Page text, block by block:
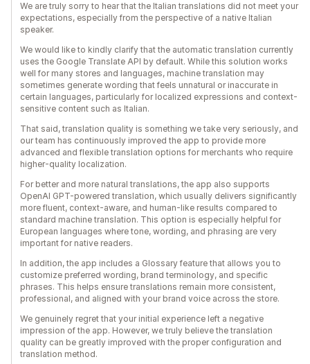
We are truly sorry to hear that the Italian translations did not meet your
expectations, especially from the perspective of a native Italian
speaker.
We would like to kindly clarify that the automatic translation currently
uses the Google Translate API by default. While this solution works
well for many stores and languages, machine translation may
sometimes generate wording that feels unnatural or inaccurate in
certain languages, particularly for localized expressions and context-
sensitive content such as Italian.
That said, translation quality is something we take very seriously, and
our team has continuously improved the app to provide more
advanced and flexible translation options for merchants who require
higher-quality localization.
For better and more natural translations, the app also supports
OpenAI GPT-powered translation, which usually delivers significantly
more fluent, context-aware, and human-like results compared to
standard machine translation. This option is especially helpful for
European languages where tone, wording, and phrasing are very
important for native readers.
In addition, the app includes a Glossary feature that allows you to
customize preferred wording, brand terminology, and specific
phrases. This helps ensure translations remain more consistent,
professional, and aligned with your brand voice across the store.
We genuinely regret that your initial experience left a negative
impression of the app. However, we truly believe the translation
quality can be greatly improved with the proper configuration and
translation method.